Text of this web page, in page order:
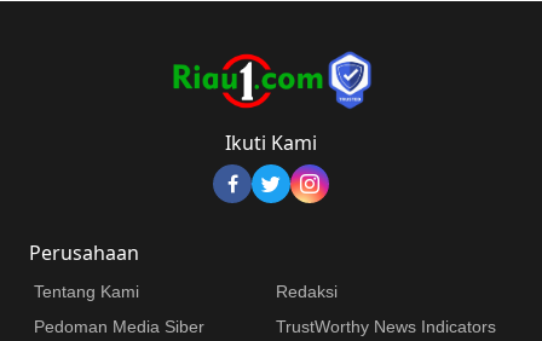
Ikuti Kami
Perusahaan
Tentang Kami
Redaksi
Pedoman Media Siber
TrustWorthy News Indicators